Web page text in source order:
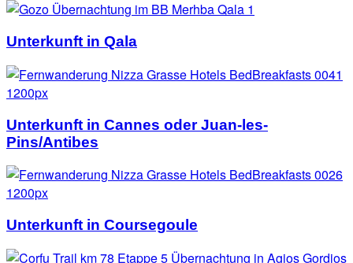
Unterkunft in Qala
Unterkunft in Cannes oder Juan-les-
Pins/Antibes
Unterkunft in Coursegoule